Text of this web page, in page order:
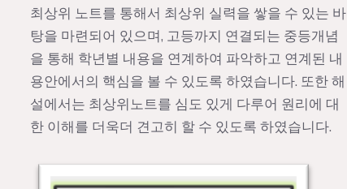
최상위 노트를 통해서 최상위 실력을 쌓을 수 있는 바
탕을 마련되어 있으며, 고등까지 연결되는 중등개념
을 통해 학년별 내용을 연계하여 파악하고 연계된 내
용안에서의 핵심을 볼 수 있도록 하였습니다. 또한 해
설에서는 최상위노트를 심도 있게 다루어 원리에 대
한 이해를 더욱더 견고히 할 수 있도록 하였습니다.